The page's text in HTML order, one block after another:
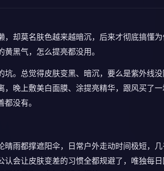
却莫名肤色越来越暗沉，后来才彻底搞懂
黑气，怎么提亮都没用。
。总觉得皮肤变黑、暗沉，要么是紫外线
晚上敷美白面膜、涂提亮精华，跟风买了一
没有。
雨都撑遮阳伞，日常户外走动时间极短，
会让皮肤变差的习惯全都规避了，唯独每